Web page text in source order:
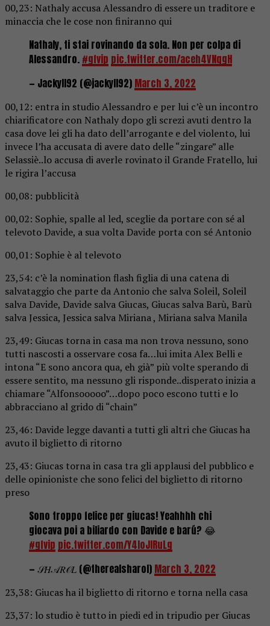
00,23: Nathaly accusa Alessandro di essere un traditore e
minaccia che le cose non finiranno qui
Nathaly, ti stai rovinando da sola. Non per colpa di
Alessandro. #gfvip pic.twitter.com/aceh4VNqgH
— Jackyll92 (@jackyll92) March 3, 2022
00,12: entra in studio Alessandro e per lui c’è un incontro
chiarificatore con Nathaly dopo gli screzi avuti dentro la
casa dove lei gli ha dato dell’arrogante e del violento, lui
invece l’ha accusata di avere dato delle “zingare” alle
Selassiè..lo accusa di averle rovinato il Grande Fratello, lui
le rigira l’accusa
00,08: pubblicità
00,02: Sophie, spalle al led, sceglie da portare con sé al
televoto Davide, a sua volta Davide porta con sé Antonio
00,01: Sophie è al televoto
23,54: c’è la nomination flash figlia di una catena di
salvataggio che parte da Antonio che salva Soleil, Soleil
salva Davide, Davide salva Giucas, Giucas salva Barù, Barù
salva Jessica, Jessica salva Miriana , Miriana salva Manila
23,49: Giucas torna in casa ma non trova nessuno, sono
tutti nascosti a osservare cosa fa…lui imita Alex Belli e
intona “E sono ancora qua, eh già” più volte sperando di
essere sentito, ma nessuno gli risponde..disperato inizia a
chiamare “Alfonsooooo”…dopo poco escono tutti e lo
abbracciano al grido di “chain”
23,46: Davide legge davanti a tutti gli altri che Giucas ha
avuto il biglietto di ritorno
23,43: Giucas torna in casa tra gli applausi del pubblico e
delle opinioniste che sono felici del biglietto di ritorno
preso
Sono troppo felice per giucas! Yeahhhh chi
giocava poi a biliardo con Davide e barú? 😂
#gfvip pic.twitter.com/Y4loJIRuLg
— 𝒮𝐻𝒜𝑅𝒪𝐿 (@therealsharol) March 3, 2022
23,38: Giucas ha il biglietto di ritorno e torna nella casa
23,37: lo studio è tutto in piedi ed in tripudio per Giucas